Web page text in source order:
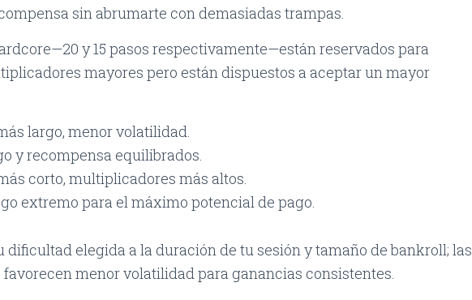
sin abrumarte con demasiadas trampas.
y 15 pasos respectivamente—están reservados para
mayores pero están dispuestos a aceptar un mayor
largo, menor volatilidad.
y recompensa equilibrados.
corto, multiplicadores más altos.
extremo para el máximo potencial de pago.
dificultad elegida a la duración de tu sesión y tamaño de bankroll; las
menor volatilidad para ganancias consistentes.